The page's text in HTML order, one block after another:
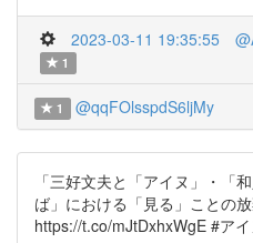
2023-03-11 19:35:55
1
1 @qqFOlsspdS6ljMy
「三好文夫と「アイヌ」・「
ば」における「見る」ことの放
https://t.co/mJtDxhxWgE #ア